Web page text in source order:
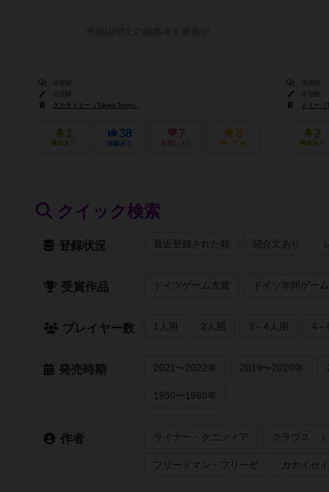
タカラトミー（Takara Tomy）
1
興味あり
38
経験あり
7
お気に入り
8
持ってる
トミー（
2
興味あり
クイック検索
登録状況 最近登録された順 紹介文あり
受賞作品 ドイツゲーム大賞 ドイツ年間ゲーム
プレイヤー数 1人用 2人用 3～4人用 4～
発売時期 2021〜2022年 2019〜2020年
1950〜1980年
作者 ライナー・クニツィア クラウス・
フリードマン・フリーゼ カナイセ